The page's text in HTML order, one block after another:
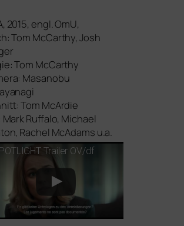
, 2015, engl. OmU,
Tom McCarthy, Josh
Tom McCarthy
Masanobu
Tom McArdie
Mark Ruffalo, Michael
Rachel McAdams u.a.
Trailer OV/df